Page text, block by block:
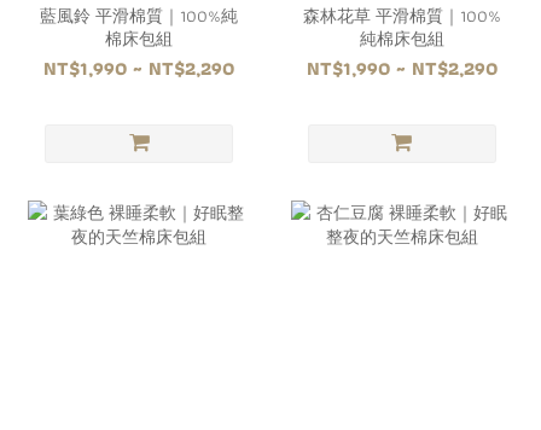
藍風鈴 平滑棉質｜100%純
棉床包組
NT$1,990 ~ NT$2,290
森林花草 平滑棉質｜100%
純棉床包組
NT$1,990 ~ NT$2,290